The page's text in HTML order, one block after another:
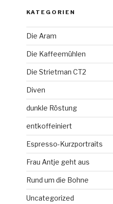
KATEGORIEN
Die Aram
Die Kaffeemühlen
Die Strietman CT2
Diven
dunkle Röstung
entkoffeiniert
Espresso-Kurzportraits
Frau Antje geht aus
Rund um die Bohne
Uncategorized